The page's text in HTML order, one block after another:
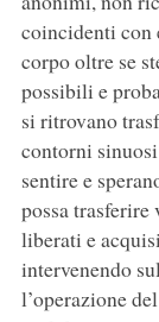
coincidenti con
corpo oltre se
possibili e
si ritrovano
contorni
sentire e
possa
liberati e
intervenendo
l’operazione